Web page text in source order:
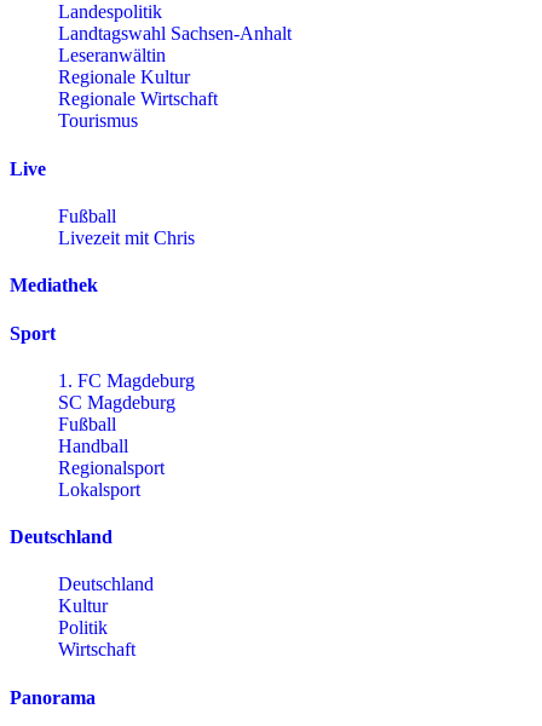
Landespolitik
Landtagswahl Sachsen-Anhalt
Leseranwältin
Regionale Kultur
Regionale Wirtschaft
Tourismus
Live
Fußball
Livezeit mit Chris
Mediathek
Sport
1. FC Magdeburg
SC Magdeburg
Fußball
Handball
Regionalsport
Lokalsport
Deutschland
Deutschland
Kultur
Politik
Wirtschaft
Panorama